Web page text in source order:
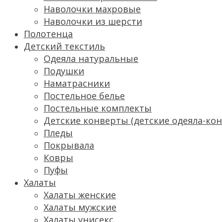
Наволочки махровые
Наволочки из шерсти
Полотенца
Детский текстиль
Одеяла натуральные
Подушки
Наматрасники
Постельное белье
Постельные комплекты
Детские конверты (детские одеяла-
Пледы
Покрывала
Ковры
Пуфы
Халаты
Халаты женские
Халаты мужские
Халаты унисекс